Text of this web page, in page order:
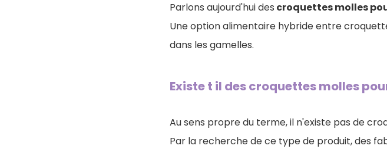
Parlons aujourd'hui des croquettes molles
Une option alimentaire hybride entre
dans les gamelles.
Existe t il des croquettes molles
Au sens propre du terme, il n'existe pas de
Par la recherche de ce type de produit, des